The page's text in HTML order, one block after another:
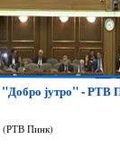
јутро" - РТВ
(РТВ Пинк)